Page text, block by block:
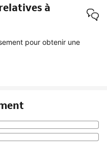
à
pour obtenir une